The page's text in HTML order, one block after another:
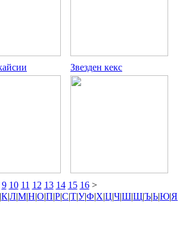
Звезден кекс
9 10 11 12 13 14 15 16>
|К|Л|М|Н|О|П|Р|С|Т|У|Ф|Х|Ц|Ч|Ш|Щ|Ъ|Ь|Ю|Я